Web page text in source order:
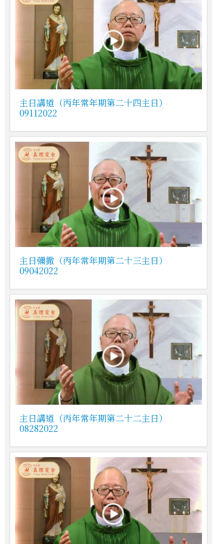
主日講道（丙年常年期第二十四主日）
09112022
主日彌撒（丙年常年期第二十三主日）
09042022
主日講道（丙年常年期第二十二主日）
08282022